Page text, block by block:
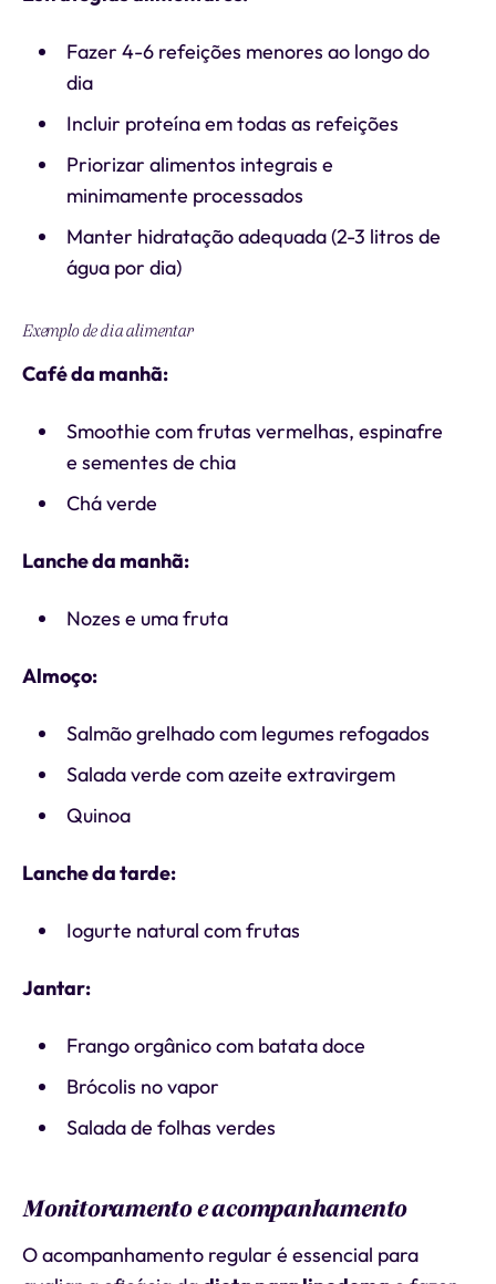
Fazer 4-6 refeições menores ao longo do
dia
Incluir proteína em todas as refeições
Priorizar alimentos integrais e
minimamente processados
Manter hidratação adequada (2-3 litros de
água por dia)
Exemplo de dia alimentar
Café da manhã:
Smoothie com frutas vermelhas, espinafre
e sementes de chia
Chá verde
Lanche da manhã:
Nozes e uma fruta
Almoço:
Salmão grelhado com legumes refogados
Salada verde com azeite extravirgem
Quinoa
Lanche da tarde:
Iogurte natural com frutas
Jantar:
Frango orgânico com batata doce
Brócolis no vapor
Salada de folhas verdes
Monitoramento e acompanhamento
O acompanhamento regular é essencial para